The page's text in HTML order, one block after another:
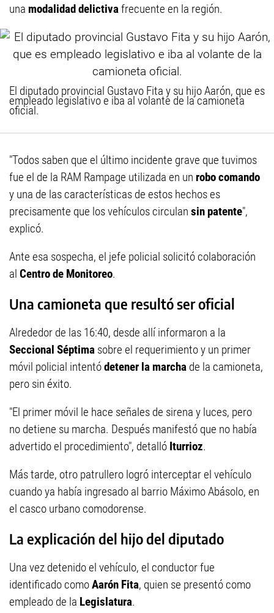
una modalidad delictivafrecuente en la región.
El diputado provincial Gustavo Fita y su hijo Aarón, que es
empleado legislativo e iba al volante de la camioneta
oficial.
"Todos saben que el último incidente grave que tuvimos
fue el de la RAM Rampage utilizada en un robo comando
y una de las características de estos hechos es
precisamente que los vehículos circulan sin patente",
explicó.
Ante esa sospecha, el jefe policial solicitó colaboración
al Centro de Monitoreo.
Una camioneta que resultó ser oficial
Alrededor de las 16:40, desde allí informaron a la
Seccional Séptima sobre el requerimiento y un primer
móvil policial intentódetener la marcha de la camioneta,
pero sin éxito.
"El primer móvil le hace señales de sirena y luces, pero
no detiene su marcha. Después manifestó que no había
advertido el procedimiento", detalló Iturrioz.
Más tarde, otro patrullero logró interceptar el vehículo
cuando ya había ingresado al barrio Máximo Abásolo, en
el casco urbano comodorense.
La explicación del hijo del diputado
Una vez detenido el vehículo, el conductor fue
identificado comoAarón Fita, quien se presentó como
empleado de la Legislatura.